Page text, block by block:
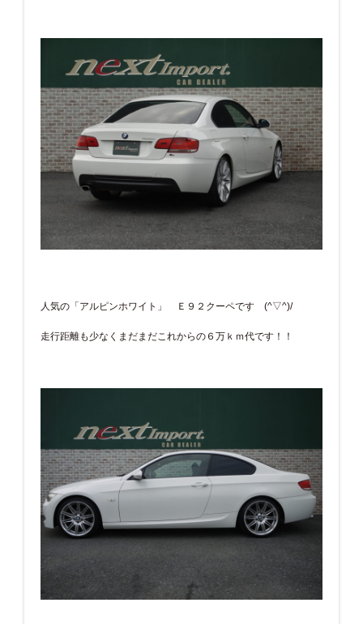
人気の「アルピンホワイト」 Ｅ９２クーペです (^▽^)/
走行距離も少なくまだまだこれからの６万ｋｍ代です！！